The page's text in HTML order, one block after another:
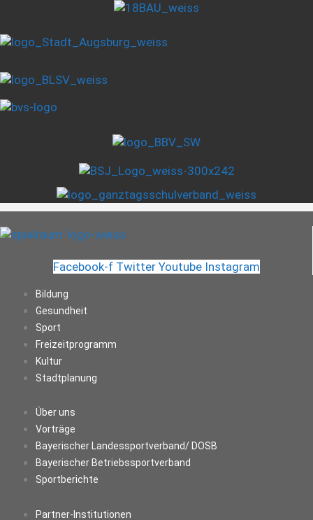
Facebook-f Twitter Youtube Instagram
Bildung
Gesundheit
Sport
Freizeitprogramm
Kultur
Stadtplanung
Über uns
Vorträge
Bayerischer Landessportverband/ DOSB
Bayerischer Betriebssportverband
Sportberichte
Partner-Institutionen